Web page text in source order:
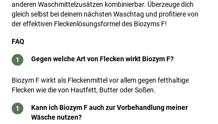
anderen Waschmittelzusätzen kombinierbar. Überzeuge dich
gleich selbst bei deinem nächsten Waschtag und profitiere von
der effektiven Fleckenlösungsformel des Biozyms F!
FAQ
Gegen welche Art von Flecken wirkt Biozym F?
Biozym F wirkt als Fleckenmittel vor allem gegen fetthaltige
Flecken wie die von Hautfett, Butter oder Soßen.
Kann ich Biozym F auch zur Vorbehandlung meiner
Wäsche nutzen?